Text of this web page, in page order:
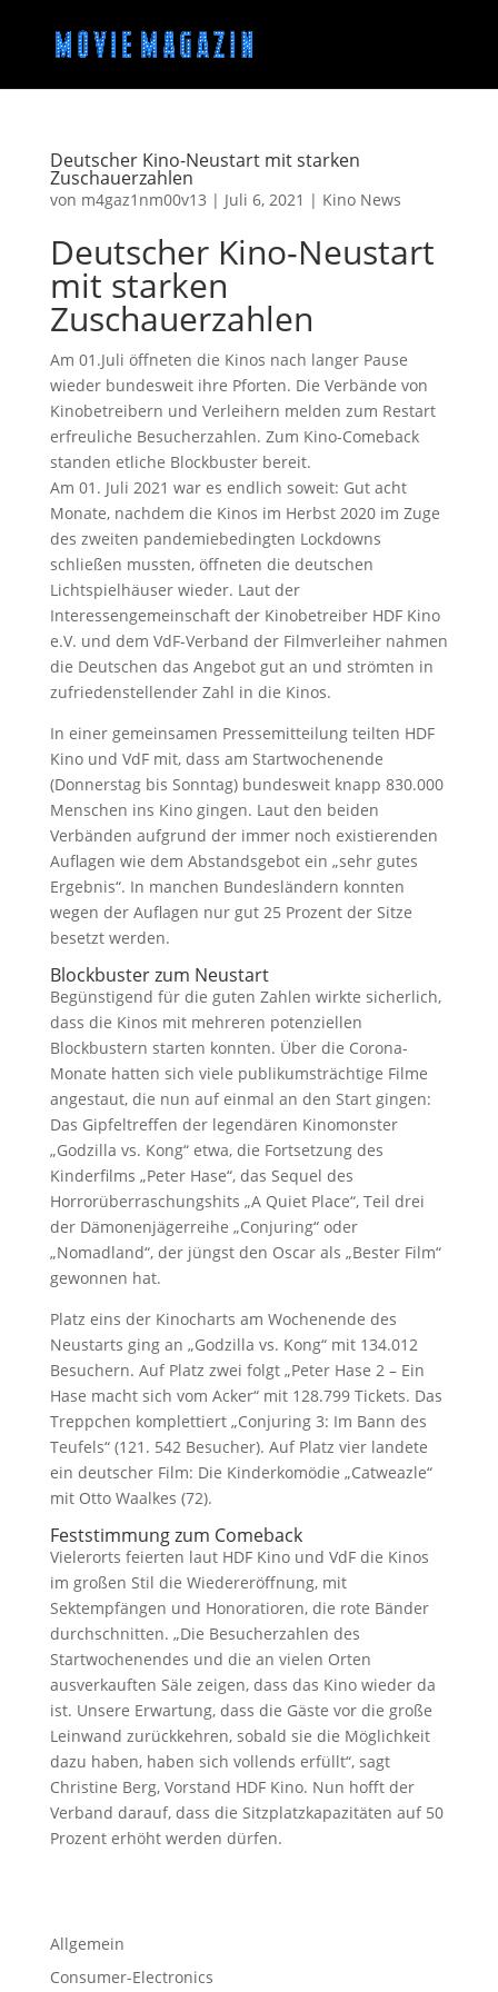
Deutscher Kino-Neustart mit starken
Zuschauerzahlen
von m4gaz1nm00v13 | Juli 6, 2021 | Kino News
Deutscher Kino-Neustart
mit starken
Zuschauerzahlen
Am 01.Juli öffneten die Kinos nach langer Pause
wieder bundesweit ihre Pforten. Die Verbände von
Kinobetreibern und Verleihern melden zum Restart
erfreuliche Besucherzahlen. Zum Kino-Comeback
standen etliche Blockbuster bereit.
Am 01. Juli 2021 war es endlich soweit: Gut acht
Monate, nachdem die Kinos im Herbst 2020 im Zuge
des zweiten pandemiebedingten Lockdowns
schließen mussten, öffneten die deutschen
Lichtspielhäuser wieder. Laut der
Interessengemeinschaft der Kinobetreiber HDF Kino
e.V. und dem VdF-Verband der Filmverleiher nahmen
die Deutschen das Angebot gut an und strömten in
zufriedenstellender Zahl in die Kinos.
In einer gemeinsamen Pressemitteilung teilten HDF
Kino und VdF mit, dass am Startwochenende
(Donnerstag bis Sonntag) bundesweit knapp 830.000
Menschen ins Kino gingen. Laut den beiden
Verbänden aufgrund der immer noch existierenden
Auflagen wie dem Abstandsgebot ein „sehr gutes
Ergebnis“. In manchen Bundesländern konnten
wegen der Auflagen nur gut 25 Prozent der Sitze
besetzt werden.
Blockbuster zum Neustart
Begünstigend für die guten Zahlen wirkte sicherlich,
dass die Kinos mit mehreren potenziellen
Blockbustern starten konnten. Über die Corona-
Monate hatten sich viele publikumsträchtige Filme
angestaut, die nun auf einmal an den Start gingen:
Das Gipfeltreffen der legendären Kinomonster
„Godzilla vs. Kong“ etwa, die Fortsetzung des
Kinderfilms „Peter Hase“, das Sequel des
Horrorüberraschungshits „A Quiet Place“, Teil drei
der Dämonenjägerreihe „Conjuring“ oder
„Nomadland“, der jüngst den Oscar als „Bester Film“
gewonnen hat.
Platz eins der Kinocharts am Wochenende des
Neustarts ging an „Godzilla vs. Kong“ mit 134.012
Besuchern. Auf Platz zwei folgt „Peter Hase 2 – Ein
Hase macht sich vom Acker“ mit 128.799 Tickets. Das
Treppchen komplettiert „Conjuring 3: Im Bann des
Teufels“ (121. 542 Besucher). Auf Platz vier landete
ein deutscher Film: Die Kinderkomödie „Catweazle“
mit Otto Waalkes (72).
Feststimmung zum Comeback
Vielerorts feierten laut HDF Kino und VdF die Kinos
im großen Stil die Wiedereröffnung, mit
Sektempfängen und Honoratioren, die rote Bänder
durchschnitten. „Die Besucherzahlen des
Startwochenendes und die an vielen Orten
ausverkauften Säle zeigen, dass das Kino wieder da
ist. Unsere Erwartung, dass die Gäste vor die große
Leinwand zurückkehren, sobald sie die Möglichkeit
dazu haben, haben sich vollends erfüllt“, sagt
Christine Berg, Vorstand HDF Kino. Nun hofft der
Verband darauf, dass die Sitzplatzkapazitäten auf 50
Prozent erhöht werden dürfen.
Allgemein
Consumer-Electronics